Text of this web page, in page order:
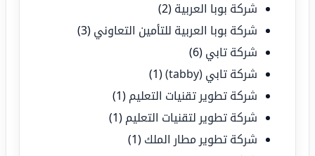
شركة بوبا العربية (2)
شركة بوبا العربية للتأمين التعاوني (3)
شركة تابي (6)
شركة تابي (tabby)
(1)
شركة تطوير تقنيات التعليم (1)
شركة تطوير لتقنيات التعليم (1)
شركة تطوير مطار الملك (1)